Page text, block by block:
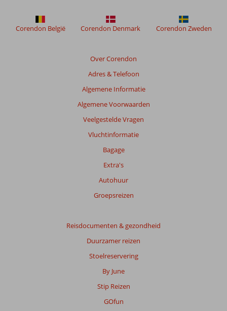
om
de
Over Corendon
Adres & Telefoon
Algemene Informatie
Algemene Voorwaarden
Veelgestelde Vragen
Vluchtinformatie
Bagage
Extra's
Autohuur
Groepsreizen
Reisdocumenten & gezondheid
Duurzamer reizen
Stoelreservering
By June
Stip Reizen
GOfun
Corendon België Corendon Denmark Corendon Zweden